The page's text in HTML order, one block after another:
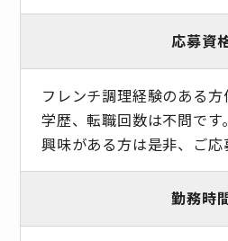
応募資
フレンチ調理経験のある方
学歴、転職回数は不問です。
興味がある方は是非、ご応
勤務時